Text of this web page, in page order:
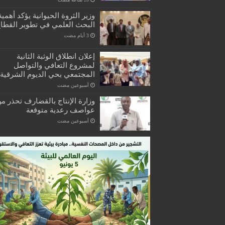
وزير الثروة الحيوانية يؤكد
البحث العلمي في تطوير
‏3 أيام مضت
إعلان انطلاق الوثبة الثانية
لمشروع التعافي والتواصل
المجتمعي بحي الديوم الشرقية
‏أسبوعين مضت
وزارة الإنتاج بالقضارف تحذر
عواصف رعدية متوقعة
‏أسبوعين مضت